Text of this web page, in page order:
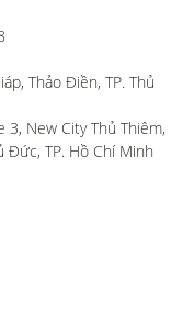
Thảo Điền, TP. Thủ
3, New City Thủ Thiêm,
Đức, TP. Hồ Chí Minh